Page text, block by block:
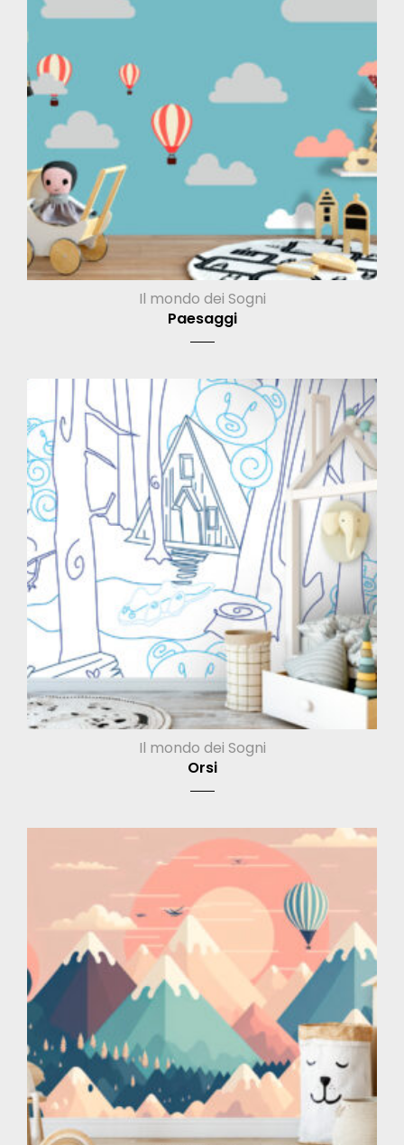
Il mondo dei Sogni
Paesaggi
Il mondo dei Sogni
Orsi